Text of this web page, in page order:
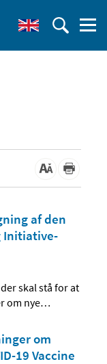
af den
Initiative-
skal stå for at
om nye…
om
19 Vaccine